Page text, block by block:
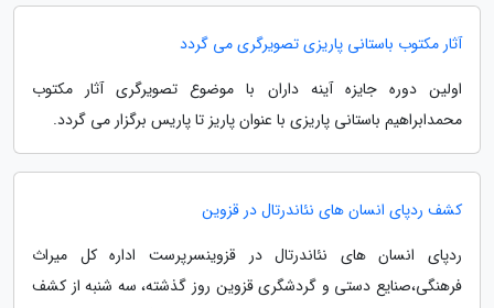
آثار مکتوب باستانی پاریزی تصویرگری می گردد
اولین دوره جایزه آینه داران با موضوع تصویرگری آثار مکتوب
محمدابراهیم باستانی پاریزی با عنوان پاریز تا پاریس برگزار می گردد.
کشف ردپای انسان های نئاندرتال در قزوین
ردپای انسان های نئاندرتال در قزوینسرپرست اداره کل میراث
فرهنگی،صنایع دستی و گردشگری قزوین روز گذشته، سه شنبه از کشف